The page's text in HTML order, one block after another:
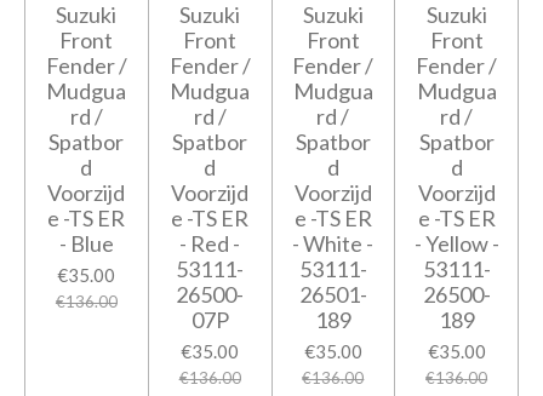
Suzuki
Front
Fender /
Mudgua
rd /
Spatbor
d
Voorzijd
e -TS ER
- Blue
€35.00
€136.00
Suzuki
Front
Fender /
Mudgua
rd /
Spatbor
d
Voorzijd
e -TS ER
- Red -
53111-
26500-
07P
€35.00
€136.00
Suzuki
Front
Fender /
Mudgua
rd /
Spatbor
d
Voorzijd
e -TS ER
- White -
53111-
26501-
189
€35.00
€136.00
Suzuki
Front
Fender /
Mudgua
rd /
Spatbor
d
Voorzijd
e -TS ER
- Yellow -
53111-
26500-
189
€35.00
€136.00